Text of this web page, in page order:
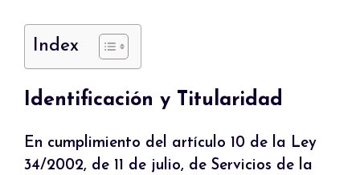
Index
Identificación y Titularidad
En cumplimiento del artículo 10 de la Ley
34/2002, de 11 de julio, de Servicios de la